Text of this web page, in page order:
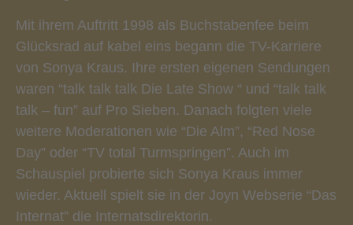
Mit ihrem Auftritt 1998 als Buchstabenfee beim
Glücksrad auf kabel eins begann die TV-Karriere
von Sonya Kraus. Ihre ersten eigenen Sendungen
waren “talk talk talk Die Late Show “ und “talk talk
talk – fun” auf Pro Sieben. Danach folgten viele
weitere Moderationen wie “Die Alm”, “Red Nose
Day” oder “TV total Turmspringen”. Auch im
Schauspiel probierte sich Sonya Kraus immer
wieder. Aktuell spielt sie in der Joyn Webserie “Das
Internat” die Internatsdirektorin.